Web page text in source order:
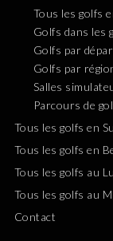
Tous les golfs
Golfs dans les
Golfs par
Golfs par
Salles
Parcours de
Tous les golfs en
Tous les golfs en
Tous les golfs au
Tous les golfs au
Contact